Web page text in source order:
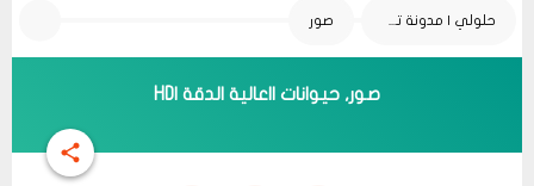
حلولي | مدونة تقنية صور
صور, حيوانات ||عالية الدقة |HD